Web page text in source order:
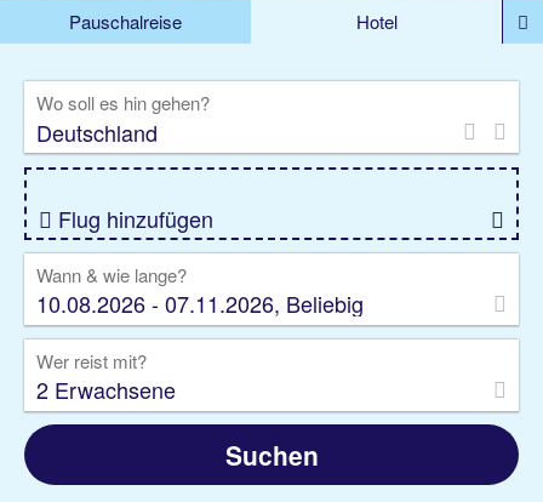
Pauschalreise
Hotel
Rundreise
Kreuzfahrt
Gruppenreise
Camper Privattransfer
Wo soll es hin gehen?
Flug hinzufügen
Wann & wie lange?
10.08.2026 - 07.11.2026, Beliebig
Wer reist mit?
2 Erwachsene
Suchen